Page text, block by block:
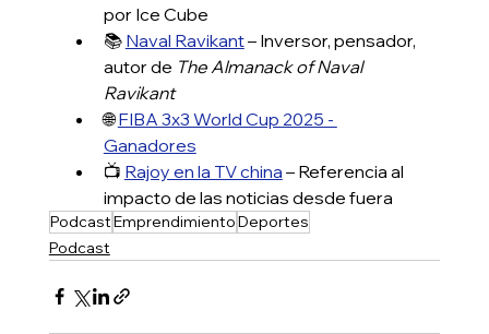
por Ice Cube
📚 Naval Ravikant – Inversor, pensador,
autor de The Almanack of Naval
Ravikant
🌐 FIBA 3x3 World Cup 2025 -
Ganadores
📺 Rajoy en la TV china – Referencia al
impacto de las noticias desde fuera
PodcastEmprendimientoDeportes
Podcast